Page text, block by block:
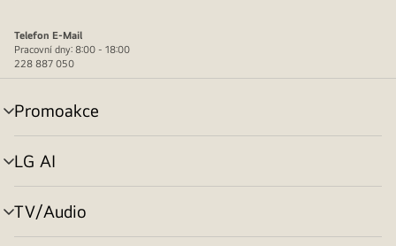
Telefon E-Mail
Pracovní dny: 8:00 - 18:00
228 887 050
Promoakce
přepínání
menu
LG AI
přepínání
menu
TV/Audio
přepínání
menu